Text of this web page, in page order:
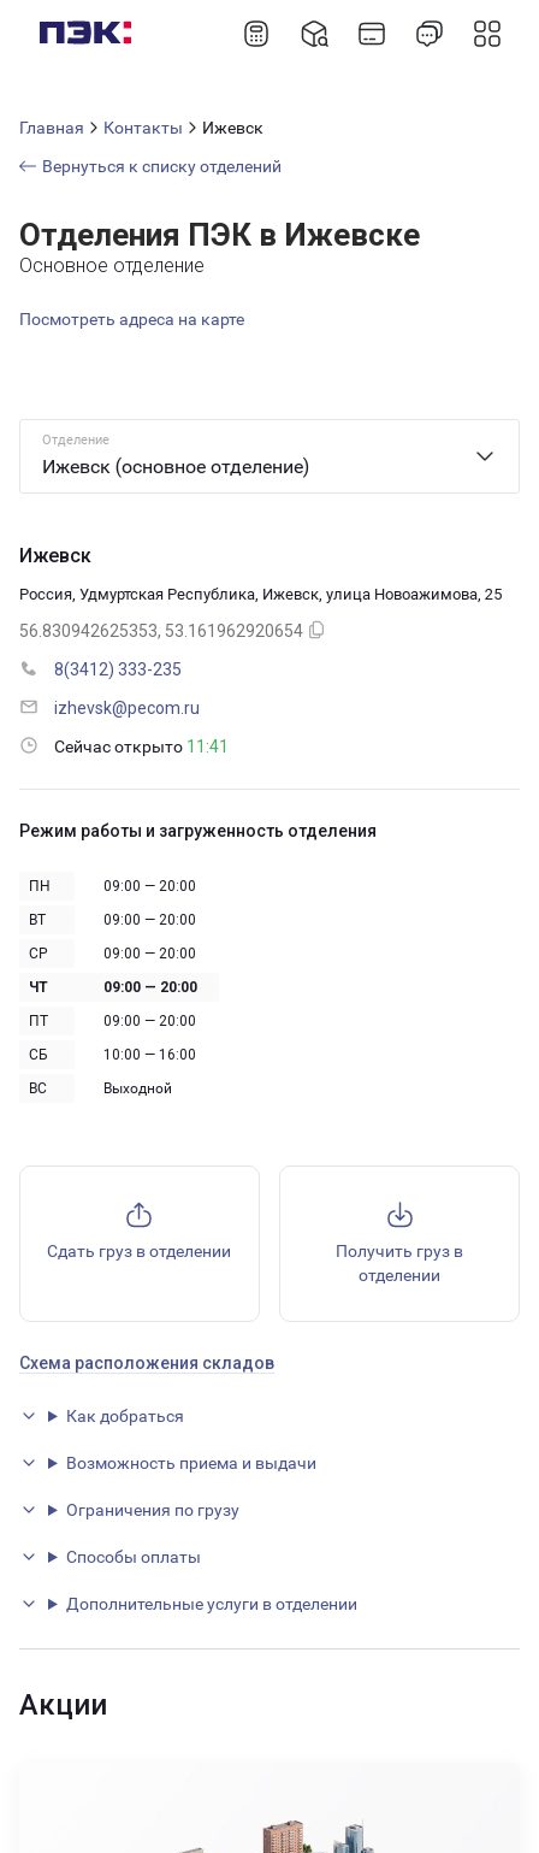
Главная Контакты
Ижевск
Вернуться к списку отделений
Отделения ПЭК в Ижевске
Основное отделение
Посмотреть адреса на карте
Отделение
Ижевск (основное отделение)
Ижевск
Россия, Удмуртская Республика, Ижевск, улица Новоажимова, 25
56.830942625353, 53.161962920654
8(3412) 333-235
izhevsk@pecom.ru
Сейчас открыто 11:41
Режим работы и загруженность отделения
ПН
09:00 — 20:00
ВТ
09:00 — 20:00
СР
09:00 — 20:00
ЧТ
09:00 — 20:00
ПТ
09:00 — 20:00
СБ
10:00 — 16:00
ВС
Выходной
Сдать груз в отделении
Получить груз в
отделении
Схема расположения складов
Как добраться
Возможность приема и выдачи
Ограничения по грузу
Способы оплаты
Дополнительные услуги в отделении
Акции